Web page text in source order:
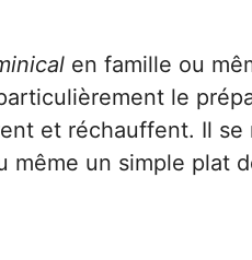
en famille ou
le
et réchauffent. Il
même un simple plat